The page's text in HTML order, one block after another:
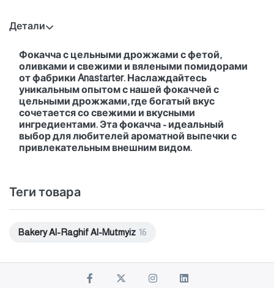
Детали
Фокачча с цельными дрожжами с фетой,
оливками и свежими и вялеными помидорами
от фабрики Anastarter. Наслаждайтесь
уникальным опытом с нашей фокаччей с
цельными дрожжами, где богатый вкус
сочетается со свежими и вкусными
ингредиентами. Эта фокачча - идеальный
выбор для любителей ароматной выпечки с
привлекательным внешним видом.
Теги товара
Bakery Al-Raghif Al-Mutmyiz 16